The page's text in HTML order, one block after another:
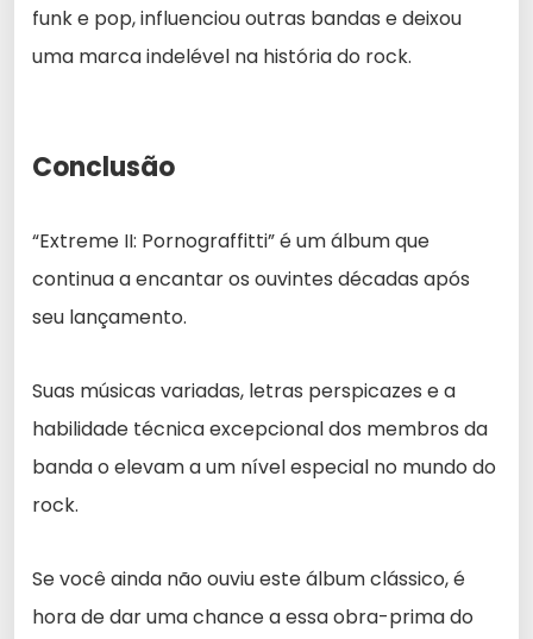
funk e pop, influenciou outras bandas e deixou
uma marca indelével na história do rock.
Conclusão
“Extreme II: Pornograffitti” é um álbum que
continua a encantar os ouvintes décadas após
seu lançamento.
Suas músicas variadas, letras perspicazes e a
habilidade técnica excepcional dos membros da
banda o elevam a um nível especial no mundo do
rock.
Se você ainda não ouviu este álbum clássico, é
hora de dar uma chance a essa obra-prima do